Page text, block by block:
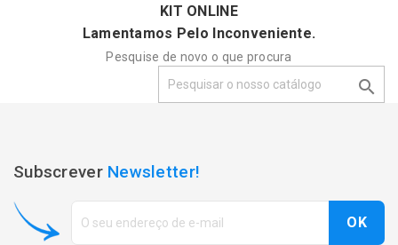
KIT ONLINE
Lamentamos Pelo Inconveniente.
Pesquise de novo o que procura

Subscrever Newsletter!